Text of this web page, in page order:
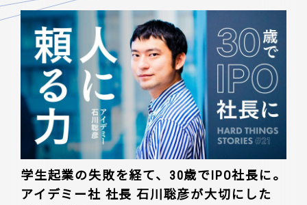
学生起業の失敗を経て、30歳でIPO社長に。
アイデミー社 社長 石川聡彦が大切にした